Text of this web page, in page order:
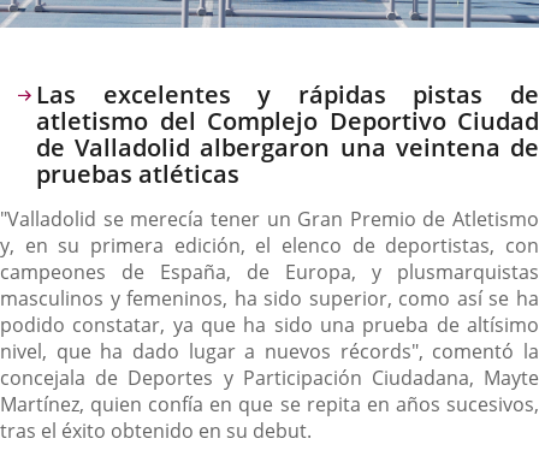
Descripción
Las excelentes y rápidas pistas de
atletismo del Complejo Deportivo Ciudad
de Valladolid albergaron una veintena de
pruebas atléticas
"Valladolid se merecía tener un Gran Premio de Atletismo
y, en su primera edición, el elenco de deportistas, con
campeones de España, de Europa, y plusmarquistas
masculinos y femeninos, ha sido superior, como así se ha
podido constatar, ya que ha sido una prueba de altísimo
nivel, que ha dado lugar a nuevos récords", comentó la
concejala de Deportes y Participación Ciudadana, Mayte
Martínez, quien confía en que se repita en años sucesivos,
tras el éxito obtenido en su debut.